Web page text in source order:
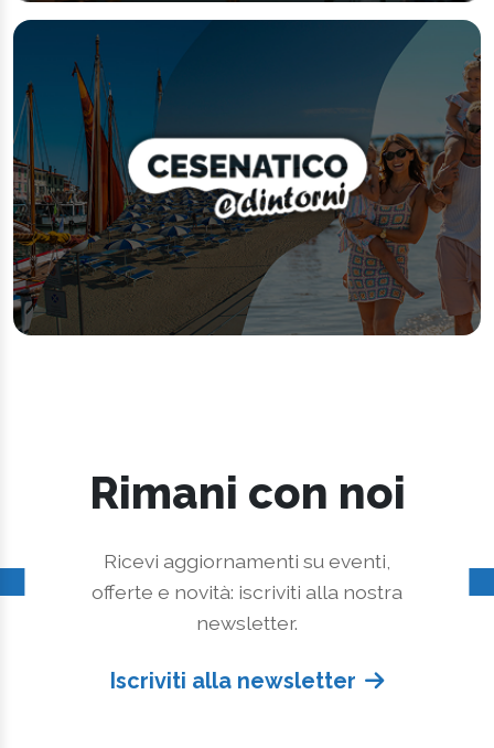
Rimani con noi
Ricevi aggiornamenti su eventi,
offerte e novità: iscriviti alla nostra
newsletter.
Iscriviti alla newsletter